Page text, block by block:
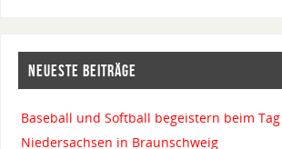
NEUESTE BEITRÄGE
Baseball und Softball begeistern beim
Niedersachsen in Braunschweig